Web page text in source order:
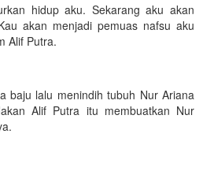
hidup aku. Sekarang aku akan
akan menjadi pemuas nafsu aku
Alif Putra.
baju lalu menindih tubuh Nur Ariana
Alif Putra itu membuatkan Nur